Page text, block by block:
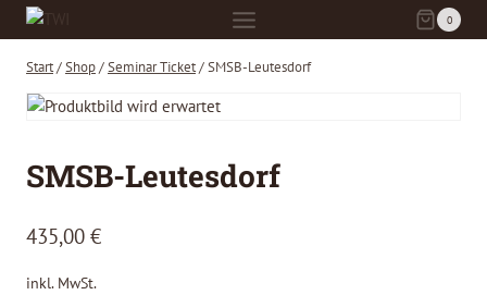
Zum
Inhalt
springen
0
Start/Shop/Seminar Ticket/SMSB-Leutesdorf
SMSB-Leutesdorf
435,00 €
inkl. MwSt.